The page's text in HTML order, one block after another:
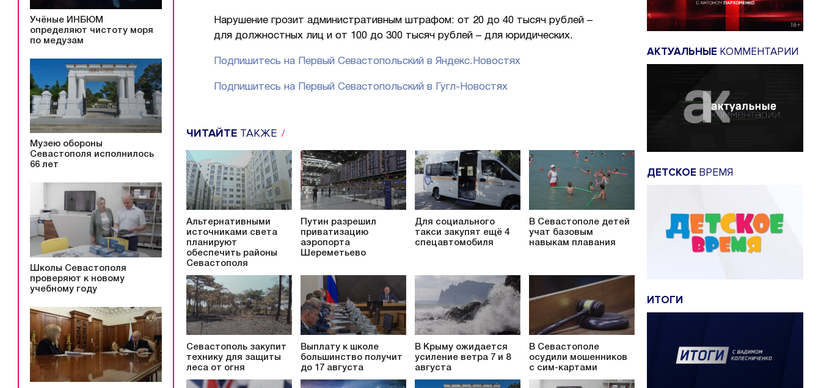
Учёные ИНБЮМ
определяют чистоту моря
по медузам
Музею обороны
Севастополя исполнилось
66 лет
Школы Севастополя
проверяют к новому
учебному году
Нарушение грозит административным штрафом: от 20 до 40 тысяч рублей –
для должностных лиц и от 100 до 300 тысяч рублей – для юридических.
Подпишитесь на Первый Севастопольский в Яндекс.Новостях
Подпишитесь на Первый Севастопольский в Гугл-Новостях
ЧИТАЙТЕ ТАКЖЕ
Альтернативными
источниками света
планируют
обеспечить районы
Севастополя
Путин разрешил
приватизацию
аэропорта
Шереметьево
Для социального
такси закупят ещё 4
спецавтомобиля
В Севастополе детей
учат базовым
навыкам плавания
Севастополь закупит
технику для защиты
леса от огня
Выплату к школе
большинство получит
до 17 августа
В Крыму ожидается
усиление ветра 7 и 8
августа
В Севастополе
осудили мошенников
с сим-картами
АКТУАЛЬНЫЕ КОММЕНТАРИИ
ДЕТСКОЕ ВРЕМЯ
ИТОГИ